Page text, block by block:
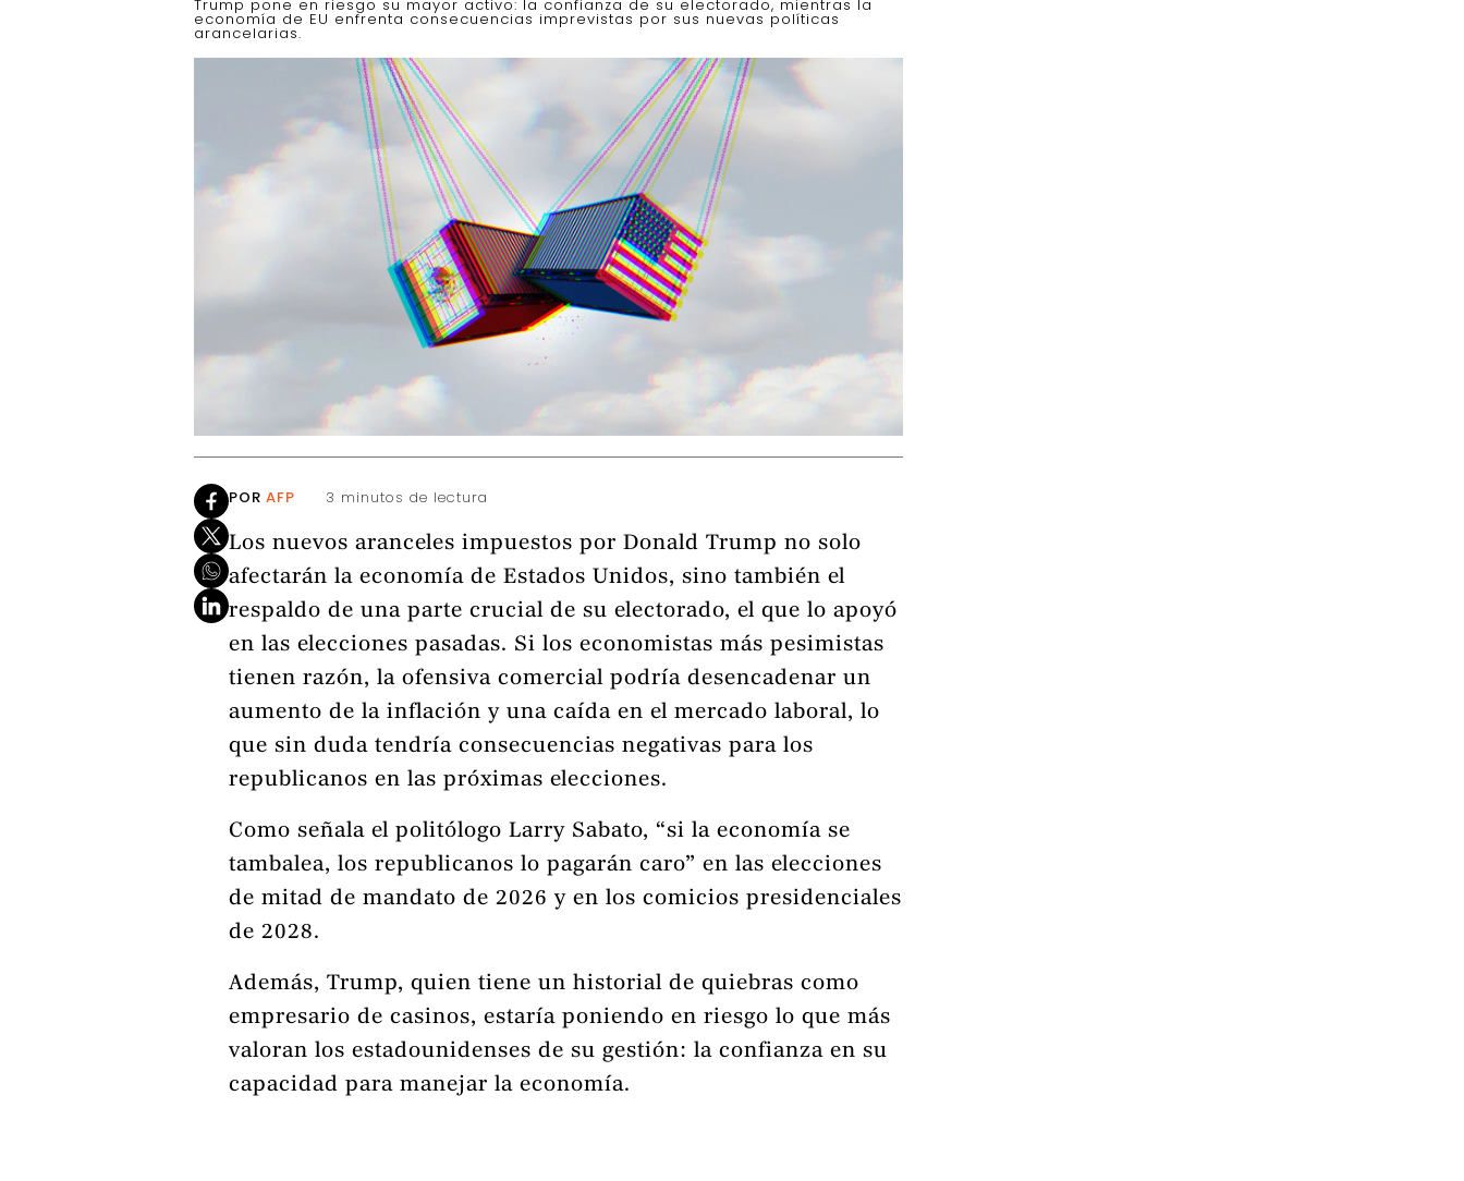
Trump pone en riesgo su mayor activo: la confianza de su electorado, mientras la
economía de EU enfrenta consecuencias imprevistas por sus nuevas políticas
arancelarias.
POR AFP 3 minutos de lectura
Los nuevos aranceles impuestos por Donald Trump no solo
afectarán la economía de Estados Unidos, sino también el
respaldo de una parte crucial de su electorado, el que lo apoyó
en las elecciones pasadas. Si los economistas más pesimistas
tienen razón, la ofensiva comercial podría desencadenar un
aumento de la inflación y una caída en el mercado laboral, lo
que sin duda tendría consecuencias negativas para los
republicanos en las próximas elecciones.
Como señala el politólogo Larry Sabato, “si la economía se
tambalea, los republicanos lo pagarán caro” en las elecciones
de mitad de mandato de 2026 y en los comicios presidenciales
de 2028.
Además, Trump, quien tiene un historial de quiebras como
empresario de casinos, estaría poniendo en riesgo lo que más
valoran los estadounidenses de su gestión: la confianza en su
capacidad para manejar la economía.